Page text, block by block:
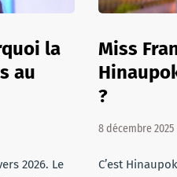
la
au
2026. Le
Miss
?
8 décembre 2025
C’est